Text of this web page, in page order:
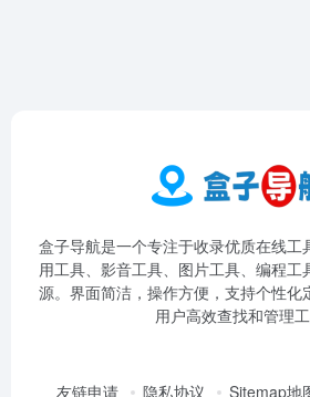
盒子导航是一个专注于收录优质在线工
用工具、影音工具、图片工具、编程工
源。界面简洁，操作方便，支持个性化
用户高效查找和管理工
友链申请 隐私协议 Sitemap地